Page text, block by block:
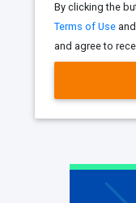
By clicking the
Terms of Use
and agree to